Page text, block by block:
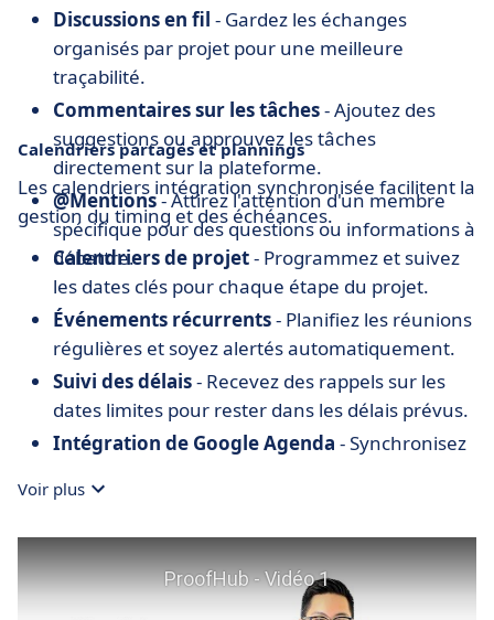
Discussions en fil - Gardez les échanges
organisés par projet pour une meilleure
traçabilité.
Commentaires sur les tâches- Ajoutez des
suggestions ou approuvez les tâches
directement sur la plateforme.
@Mentions- Attirez l'attention d'un membre
spécifique pour des questions ou informations à
débattre.
Calendriers partagés et plannings
Les calendriers intégration synchronisée facilitent la
gestion du timing et des échéances.
Calendriers de projet- Programmez et suivez
les dates clés pour chaque étape du projet.
Événements récurrents- Planifiez les réunions
régulières et soyez alertés automatiquement.
Suivi des délais- Recevez des rappels sur les
dates limites pour rester dans les délais prévus.
Intégration de Google Agenda - Synchronisez
vue consolidée.
Voir plus